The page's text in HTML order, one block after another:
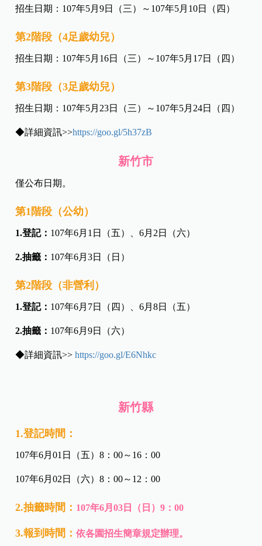
招生日期：107年5月9日（三）～107年5月10日（四）
第2階段（4足歲幼兒）
招生日期：107年5月16日（三）～107年5月17日（四）
第3階段（3足歲幼兒）
招生日期：107年5月23日（三）～107年5月24日（四）
◆詳細資訊>>https://goo.gl/5h37zB
新竹市
僅公布日期。
第1階段（公幼）
1.登記： 107年6月1日（五）、6月2日（六）
2.抽籤： 107年6月3日（日）
第2階段（非營利）
1.登記： 107年6月7日（四）、6月8日（五）
2.抽籤： 107年6月9日（六）
◆詳細資訊>>https://goo.gl/E6Nhkc
新竹縣
1.登記時間：
107年6月01日（五）8：00～16：00
107年6月02日（六）8：00～12：00
2.抽籤時間： 107年6月03日（日）9：00
3.報到時間：依各園招生簡章規定辦理。